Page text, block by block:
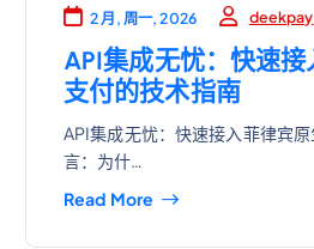
2 月, 周一, 2026 deekpay
API集成无忧：快速
支付的技术指南
API集成无忧：快速接入菲律宾
言：为什…
Read More